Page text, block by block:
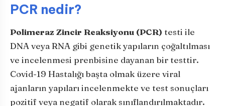
PCR nedir?
Polimeraz Zincir Reaksiyonu (PCR) testi ile
DNA veya RNA gibi genetik yapıların çoğaltılması
ve incelenmesi prenbisine dayanan bir testtir.
Covid-19 Hastalığı başta olmak üzere viral
ajanların yapıları incelenmekte ve test sonuçları
pozitif veya negatif olarak sınıflandırılmaktadır.